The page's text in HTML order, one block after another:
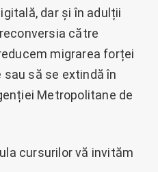
dar și în adulții
către
migrarea forței
să se extindă în
Metropolitane de
cursurilor vă invităm